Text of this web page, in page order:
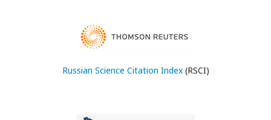
Russian Science Citation Index(RSCI)